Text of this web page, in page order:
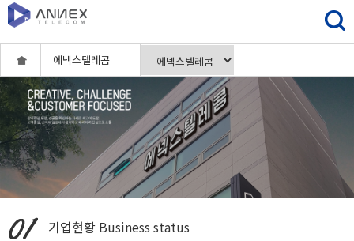
에넥스텔레콤
기업현황 Business status